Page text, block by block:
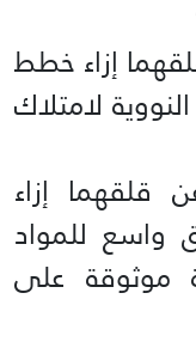
إزاء خطط
لامتلاك
قلقهما إزاء
واسع للمواد
موثوقة على